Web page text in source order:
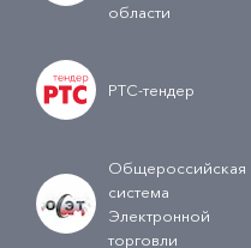
области
РТС-тендер
Общероссийская
система
Электронной
торговли